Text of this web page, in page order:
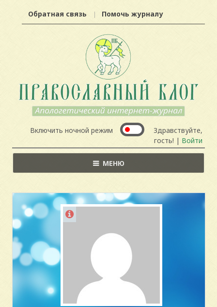
Обратная связь Помочь журналу
Включить ночной режим
Здравствуйте,
гость! | Войти
МЕНЮ